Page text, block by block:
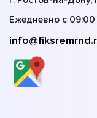
Ежедневно с 09:00